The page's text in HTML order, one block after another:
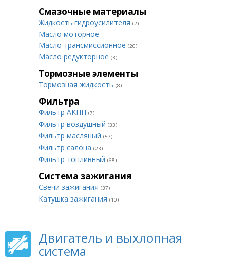
Смазочные материалы
Жидкость гидроусилителя (2)
Масло моторное
Масло трансмиссионное (20)
Масло редукторное (3)
Тормозные элементы
Тормозная жидкость (8)
Фильтра
Фильтр АКПП (7)
Фильтр воздушный (33)
Фильтр масляный (57)
Фильтр салона (23)
Фильтр топливный (68)
Система зажигания
Свечи зажигания (37)
Катушка зажигания (10)
Двигатель и выхлопная
система